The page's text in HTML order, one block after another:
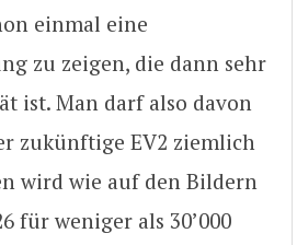
einmal eine
zu zeigen, die dann sehr
ist. Man darf also davon
zukünftige EV2 ziemlich
wird wie auf den Bildern
für weniger als 30’000